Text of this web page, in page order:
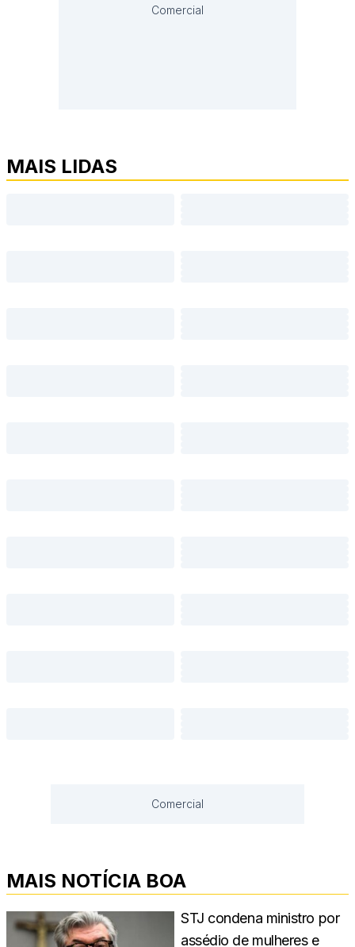
Comercial
MAIS LIDAS
Comercial
MAIS NOTÍCIA BOA
STJ condena ministro por
assédio de mulheres e